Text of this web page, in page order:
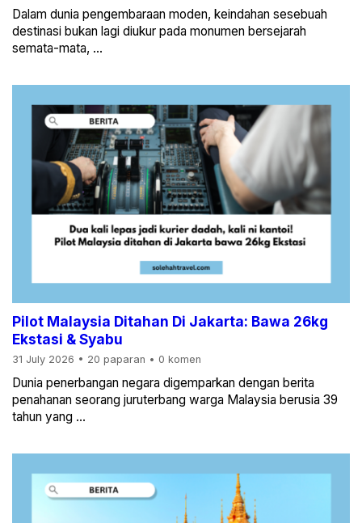
Dalam dunia pengembaraan moden, keindahan sesebuah
destinasi bukan lagi diukur pada monumen bersejarah
semata-mata, ...
Pilot Malaysia Ditahan Di Jakarta: Bawa 26kg
Ekstasi & Syabu
31 July 2026 • 20 paparan • 0 komen
Dunia penerbangan negara digemparkan dengan berita
penahanan seorang juruterbang warga Malaysia berusia 39
tahun yang ...